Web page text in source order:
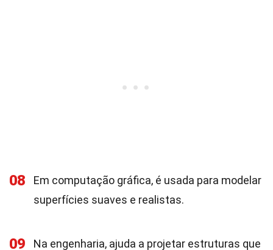
08
Em computação gráfica, é usada para modelar
superfícies suaves e realistas.
09
Na engenharia, ajuda a projetar estruturas que